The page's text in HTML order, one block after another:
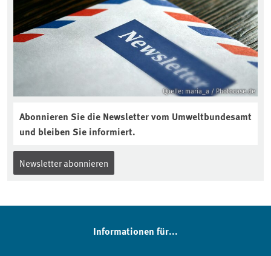
Quelle: maria_a / Photocase.de
Abonnieren Sie die Newsletter vom Umweltbundesamt
und bleiben Sie informiert.
Newsletter abonnieren
Informationen für...